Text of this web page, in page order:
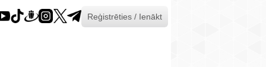
Reģistrēties / Ienākt